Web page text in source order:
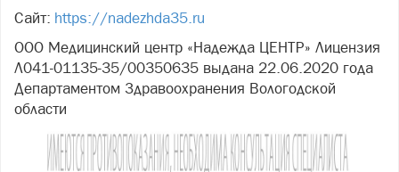
Сайт: https://nadezhda35.ru
ООО Медицинский центр «Надежда ЦЕНТР» Лицензия
Л041-01135-35/00350635 выдана 22.06.2020 года
Департаментом Здравоохранения Вологодской
области